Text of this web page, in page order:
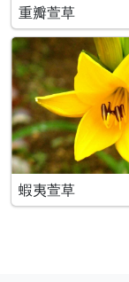
重瓣萱草
蝦夷萱草